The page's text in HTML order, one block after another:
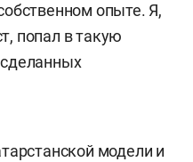
опыте. Я,
попал в такую
модели и